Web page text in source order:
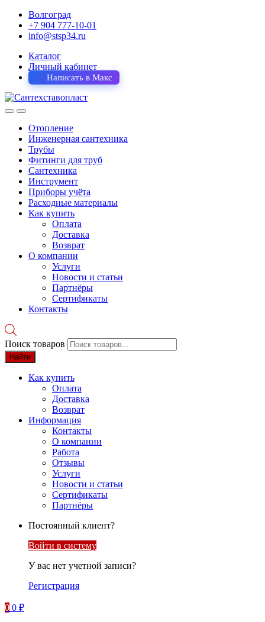
Волгоград
+7 904 777-10-01
info@stsp34.ru
Каталог
Личный кабинет
Написать в Макс
Отопление
Инженерная сантехника
Трубы
Фитинги для труб
Сантехника
Инструмент
Приборы учёта
Расходные материалы
Как купить
Оплата
Доставка
Возврат
О компании
Услуги
Новости и статьи
Партнёры
Сертификаты
Контакты
Поиск товаров
Найти
Как купить
Оплата
Доставка
Возврат
Информация
Контакты
О компании
Работа
Отзывы
Услуги
Новости и статьи
Сертификаты
Партнёры
Постоянный клиент?
Войти в систему
У вас нет учетной записи?
Регистрация
0 0 ₽